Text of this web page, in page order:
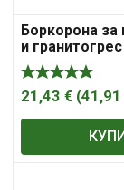
Боркорона за
и
диамантена
цилиндрична
35х70 мм,
21,43 € (41,91